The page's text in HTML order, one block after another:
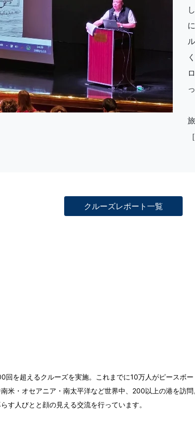
クルーズレポート一覧
を超えるクルーズを実施。これまでに10万人がピースボ
米・オセアニア・南太平洋など世界中、200以上の港を訪
す人びとと顔の見える交流を行っています。